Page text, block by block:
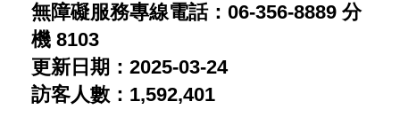
無障礙服務專線電話：06-356-8889 分
機 8103
更新日期：2025-03-24
訪客人數：1,592,401